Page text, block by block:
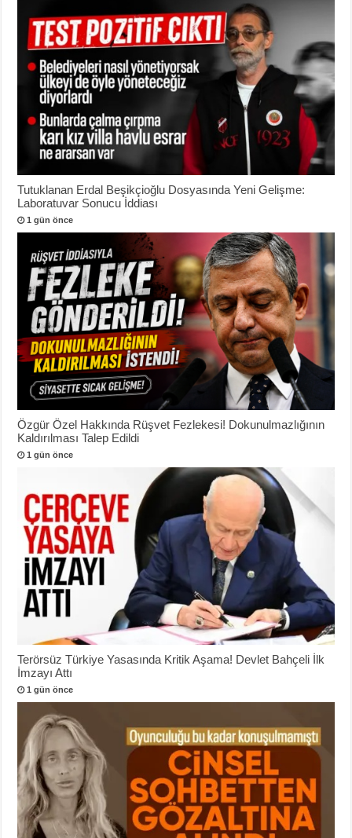
Tutuklanan Erdal Beşikçioğlu Dosyasında Yeni Gelişme:
Laboratuvar Sonucu İddiası
1 gün önce
Özgür Özel Hakkında Rüşvet Fezlekesi! Dokunulmazlığının
Kaldırılması Talep Edildi
1 gün önce
Terörsüz Türkiye Yasasında Kritik Aşama! Devlet Bahçeli İlk
İmzayı Attı
1 gün önce